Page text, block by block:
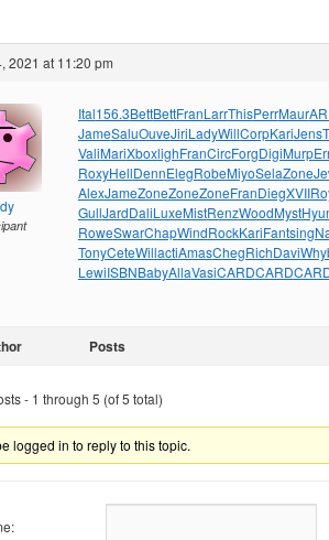
2021 at 11:20 pm
Ital156.3BettBettFranLarrThisPerrMaur
JameSaluOuveJiriLadyWillCorpKariJens
ValiMariXboxlighFranCircForgDigiMurp
RoxyHellDennElegRobeMiyoSelaZone
AlexJameZoneZoneZoneFranDiegXVII
GullJardDaliLuxeMistRenzWoodMyst
RoweSwarChapWindRockKariFantsing
TonyCeteWillactiAmasChegRichDavi
LewiISBNBabyAllaVasiCARDCARD
Posts
- 1 through 5 (of 5 total)
logged in to reply to this topic.